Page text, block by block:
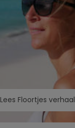
Lees Floortjes verhaal